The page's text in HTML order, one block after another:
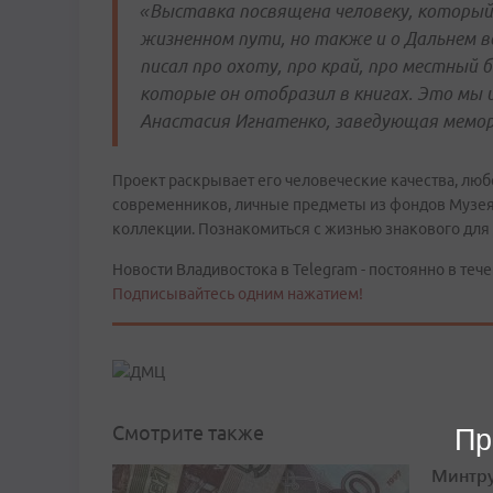
«Выставка посвящена человеку,
жизненном пути, но также и о Дальнем
писал про охоту, про край, про местный
которые он отобразил в книгах. Это
Анастасия Игнатенко, заведующая
Проект раскрывает его человеческие качества,
современников, личные предметы из фондов
коллекции. Познакомиться с жизнью знакового
Новости Владивостока в Telegram - постоянно в
Подписывайтесь одним нажатием!
Смотрите также